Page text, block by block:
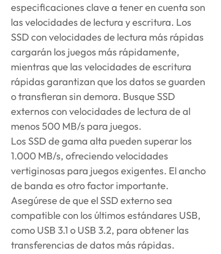
especificaciones clave a tener en cuenta son
las velocidades de lectura y escritura. Los
SSD con velocidades de lectura más rápidas
cargarán los juegos más rápidamente,
mientras que las velocidades de escritura
rápidas garantizan que los datos se guarden
o transfieran sin demora. Busque SSD
externos con velocidades de lectura de al
menos 500 MB/s para juegos.
Los SSD de gama alta pueden superar los
1.000 MB/s, ofreciendo velocidades
vertiginosas para juegos exigentes. El ancho
de banda es otro factor importante.
Asegúrese de que el SSD externo sea
compatible con los últimos estándares USB,
como USB 3.1 o USB 3.2, para obtener las
transferencias de datos más rápidas.